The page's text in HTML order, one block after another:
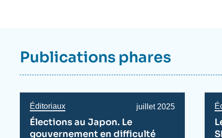
Publications phares
Éditoriaux
Date
juillet 2025
Élections au Japon. Le
gouvernement en difficulté